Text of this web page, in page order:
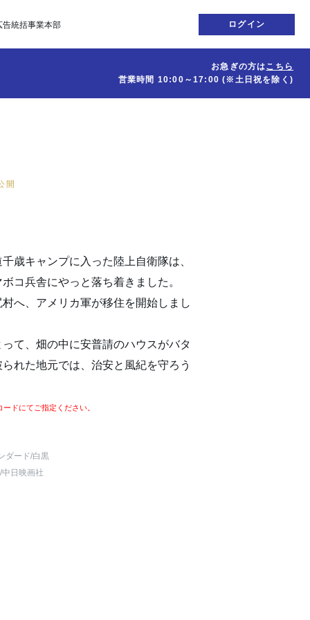
告統括事業本部 ログイン
お急ぎの方はこちら
営業時間 10:00～17:00(※土日祝を除く)
開
歳キャンプに入った陸上自衛隊は、
コ兵舎にやっと落ち着きました。
へ、アメリカ軍が移住を開始しまし
て、畑の中に安普請のハウスがバタ
れた地元では、治安と風紀を守ろう
ドにてご指定ください。
ダード/白黒
日映画社